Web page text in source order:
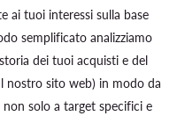
ai tuoi interessi sulla base
semplificato analizziamo
dei tuoi acquisti e del
nostro sito web) in modo da
solo a target specifici e